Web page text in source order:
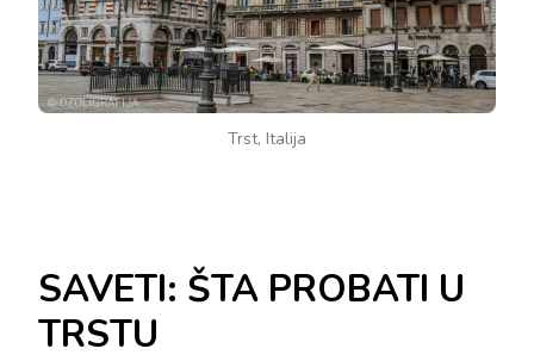
Trst, Italija
SAVETI: ŠTA PROBATI U
TRSTU